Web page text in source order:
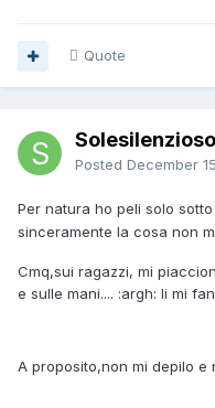
Quote
Posted December
Per natura ho peli solo
sinceramente la cosa non
Cmq,sui ragazzi, mi
e sulle mani.... :argh: li mi
A proposito,non mi depilo e